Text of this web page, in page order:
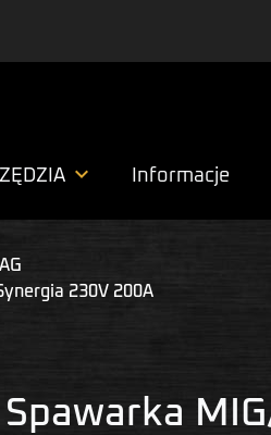
 Informacje
230V 200A
Spawarka